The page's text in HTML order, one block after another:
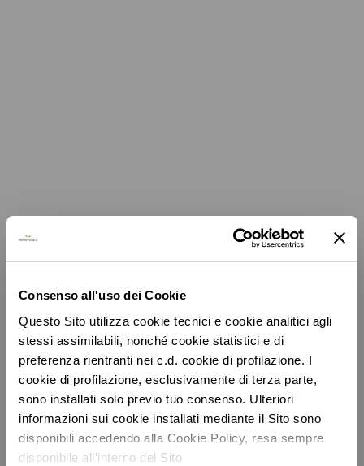
Consenso all'uso dei Cookie
Questo Sito utilizza cookie tecnici e cookie analitici agli
stessi assimilabili, nonché cookie statistici e di
preferenza rientranti nei c.d. cookie di profilazione. I
cookie di profilazione, esclusivamente di terza parte,
sono installati solo previo tuo consenso. Ulteriori
informazioni sui cookie installati mediante il Sito sono
disponibili accedendo alla Cookie Policy, resa sempre
disponibile all’interno del Sito
L’incantevoleWellness Resort
Portopiccolo: un nuovo borgo dedicato al
benessere.Residenze, hotel, spa, yacht club e molto
altro.